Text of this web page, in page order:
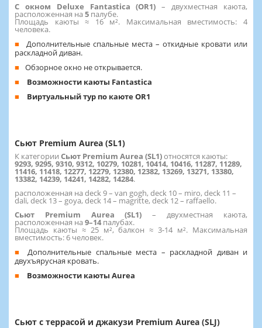
С окном Deluxe Fantastica (OR1)– двухместная каюта,
расположенная на 5 палубе.
Площадь каюты ≈ 16 м². Максимальная вместимость: 4
человека.
Дополнительные спальные места – откидные кровати или
раскладной диван.
Обзорное окно не открывается.
Возможности каюты Fantastica
Виртуальный тур по каюте OR1
Сьют Premium Aurea (SL1)
К категории Сьют Premium Aurea (SL1)относятся каюты:
9293, 9295, 9310, 9312, 10279, 10281, 10414, 10416, 11287, 11289,
11416, 11418, 12277, 12279, 12380, 12382, 13269, 13271, 13380,
13382, 14239, 14241, 14282, 14284.
расположенная на deck 9 – van gogh, deck 10 – miro, deck 11 –
dali, deck 13 – goya, deck 14 – magritte, deck 12 – raffaello.
Сьют Premium Aurea (SL1) – двухместная каюта,
расположенная на 9–14палубах.
Площадь каюты ≈ 25 м², балкон ≈ 3-14 м². Максимальная
вместимость: 6 человек.
Дополнительные спальные места – раскладной диван и
двухъярусная кровать.
Возможности каюты Aurea
Сьют с террасой и джакузи Premium Aurea (SLJ)